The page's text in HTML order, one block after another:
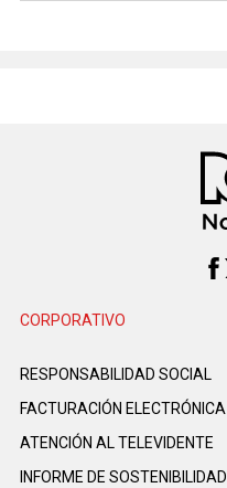
CORPORATIVO
RESPONSABILIDAD SOCIAL
FACTURACIÓN ELECTRÓNICA
ATENCIÓN AL TELEVIDENTE
INFORME DE SOSTENIBILIDAD